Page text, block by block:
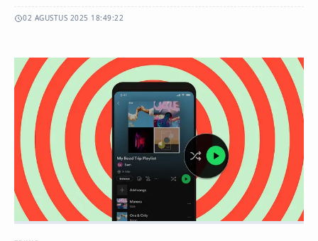
02 AGUSTUS 2025 18:49:22